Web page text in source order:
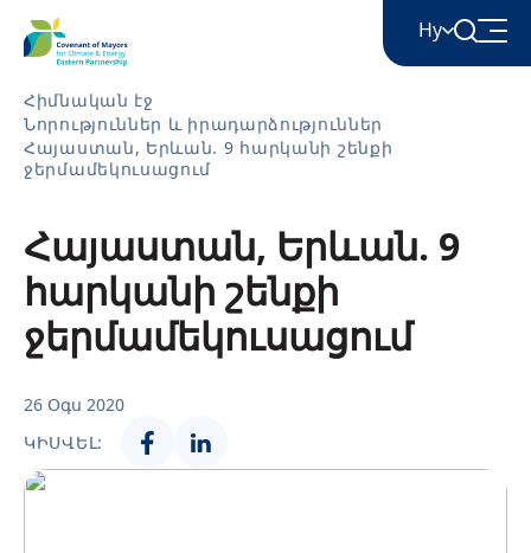
Hy
English
Հայերեն
Azərbaycan
Română
Հիմնական էջ
Նորություններ և իրադարձություններ
Հայաստան, Երևան. 9 հարկանի շենքի
ջերմամեկուսացում
Հայաստան, Երևան. 9
հարկանի շենքի
ջերմամեկուսացում
26 Օգս 2020
ԿԻՍՎԵԼ: